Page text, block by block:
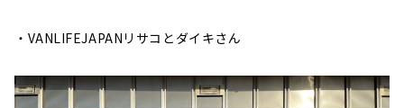
・VANLIFEJAPANリサコとダイキさん